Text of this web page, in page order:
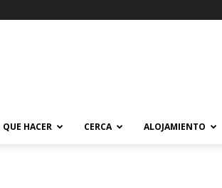
QUE HACER CERCA ALOJAMIENTO